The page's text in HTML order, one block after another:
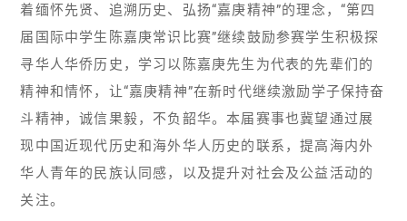
着缅怀先贤、追溯历史、弘扬“嘉庚精神”的理念，“第四
届国际中学生陈嘉庚常识比赛”继续鼓励参赛学生积极探
寻华人华侨历史，学习以陈嘉庚先生为代表的先辈们的
精神和情怀，让“嘉庚精神”在新时代继续激励学子保持奋
斗精神，诚信果毅，不负韶华。本届赛事也冀望通过展
现中国近现代历史和海外华人历史的联系，提高海内外
华人青年的民族认同感，以及提升对社会及公益活动的
关注。